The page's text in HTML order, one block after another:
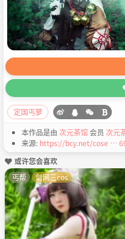
定国丐萝
本作品是由 次元茶馆会员 次元
来源: https://bcy.net/cose …
或许您会喜欢
丐帮
剑网三cos